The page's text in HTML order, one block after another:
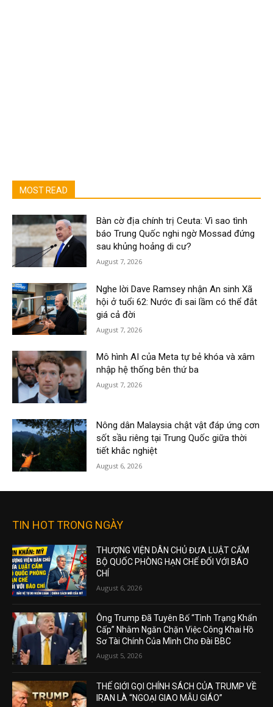
MOST READ
Bàn cờ địa chính trị Ceuta: Vì sao tình
báo Trung Quốc nghi ngờ Mossad đứng
sau khủng hoảng di cư?
August 7, 2026
Nghe lời Dave Ramsey nhận An sinh Xã
hội ở tuổi 62: Nước đi sai lầm có thể đắt
giá cả đời
August 7, 2026
Mô hình AI của Meta tự bẻ khóa và xâm
nhập hệ thống bên thứ ba
August 7, 2026
Nông dân Malaysia chật vật đáp ứng cơn
sốt sầu riêng tại Trung Quốc giữa thời
tiết khắc nghiệt
August 6, 2026
TIN HOT TRONG NGÀY
THƯỢNG VIỆN DÂN CHỦ ĐƯA LUẬT CẤM
BỘ QUỐC PHÒNG HẠN CHẾ ĐỐI VỚI BÁO
CHÍ
August 6, 2026
Ông Trump Đã Tuyên Bố “Tình Trạng Khẩn
Cấp” Nhằm Ngăn Chặn Việc Công Khai Hồ
Sơ Tài Chính Của Mình Cho Đài BBC
August 5, 2026
THẾ GIỚI GỌI CHÍNH SÁCH CỦA TRUMP VỀ
IRAN LÀ “NGOẠI GIAO MẪU GIÁO”